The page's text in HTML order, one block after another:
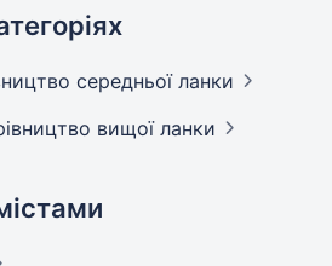
середньоїланки
вищої ланки